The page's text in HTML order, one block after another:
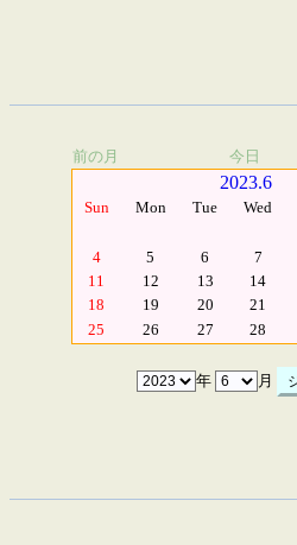
前の月 今日
2023.6
Sun Mon Tue Wed
4
5 6 7
11
12 13 14
18
19 20 21
25
26 27 28
年 月